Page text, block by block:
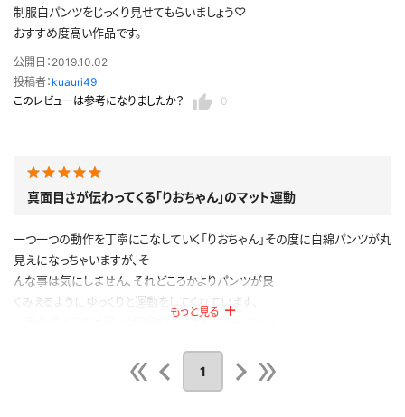
制服白パンツをじっくり見せてもらいましょう♡
おすすめ度高い作品です。
公開日：2019.10.02
投稿者： kuauri49
このレビューは参考になりましたか？
0
真面目さが伝わってくる「りおちゃん」のマット運動
一つ一つの動作を丁寧にこなしていく「りおちゃん」その度に白綿パンツが丸
見えになっちゃいますが、そ
んな事は気にしません、それどころかよりパンツが良
くみえるようにゆっくりと運動をしてくれています、
一番の見どころは足上げ運動でしょうか、白綿パンツ
もっと見る
1